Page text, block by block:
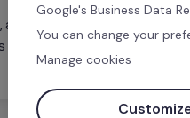
y
la
Google's Business Data
You can change your
Manage cookies